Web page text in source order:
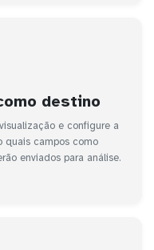
destino
e configure a
quais campos como
enviados para análise.